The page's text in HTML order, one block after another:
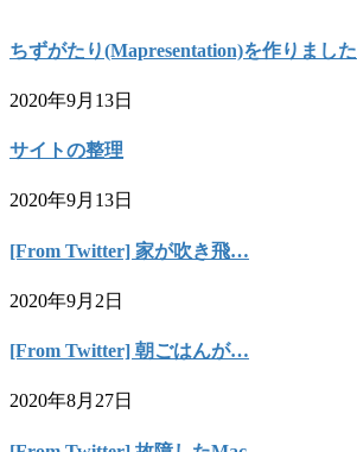
ちずがたり(Mapresentation)を作りました
2020年9月13日
サイトの整理
2020年9月13日
[From Twitter] 家が吹き飛…
2020年9月2日
[From Twitter] 朝ごはんが…
2020年8月27日